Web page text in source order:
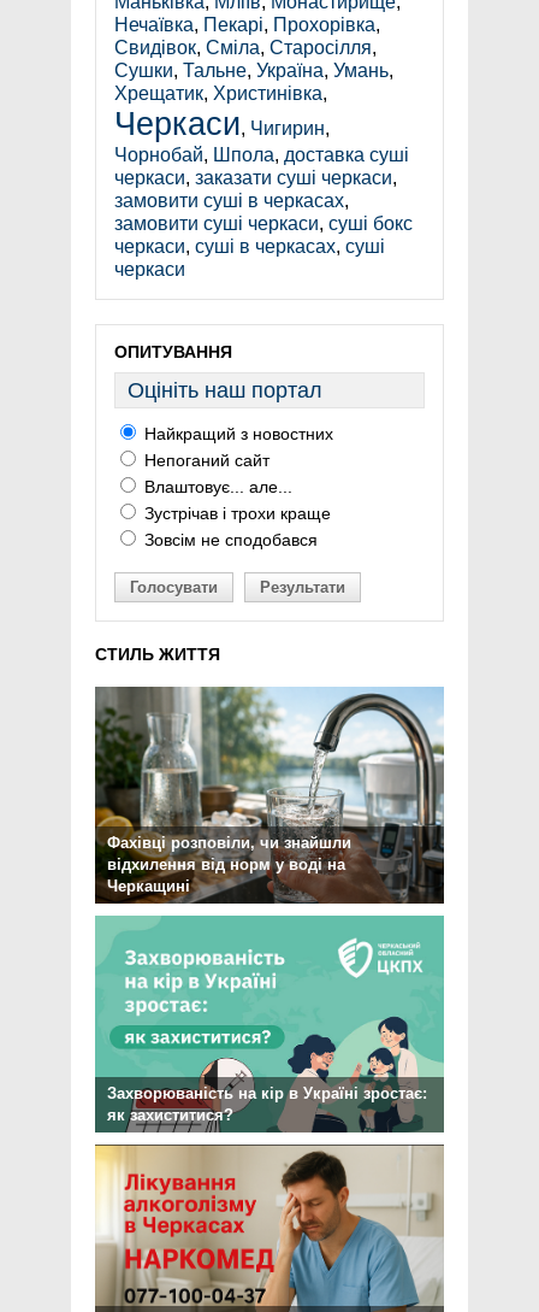
Нечаївка, Пекарі, Прохорівка,
Свидівок, Сміла, Старосілля,
Сушки, Тальне, Україна, Умань,
Хрещатик, Христинівка,
Черкаси, Чигирин,
Чорнобай, Шпола, доставка суші
черкаси, заказати суші черкаси,
замовити суші в черкасах,
замовити суші черкаси, суші бокс
черкаси, суші в черкасах, суші
черкаси
ОПИТУВАННЯ
Оцініть наш портал
Найкращий з новостних
Непоганий сайт
Влаштовує... але...
Зустрічав і трохи краще
Зовсім не сподобався
Голосувати Результати
СТИЛЬ ЖИТТЯ
Фахівці розповіли, чи знайшли
відхилення від норм у воді на
Черкащині
Захворюваність на кір в Україні зростає:
як захиститися?